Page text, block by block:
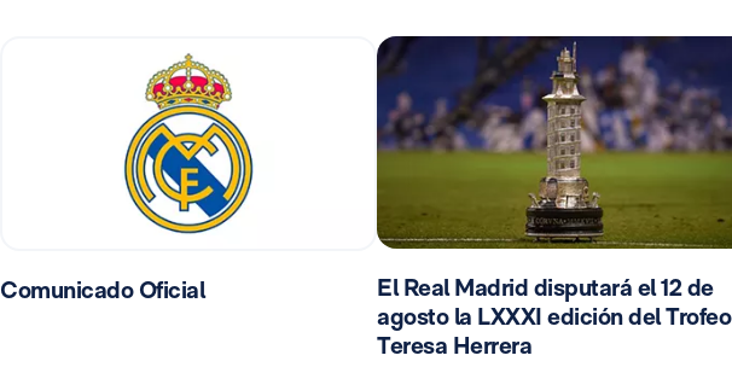
Comunicado Oficial
El Real Madrid disputará el 12 de
agosto la LXXXI edición del Trofeo
Teresa Herrera